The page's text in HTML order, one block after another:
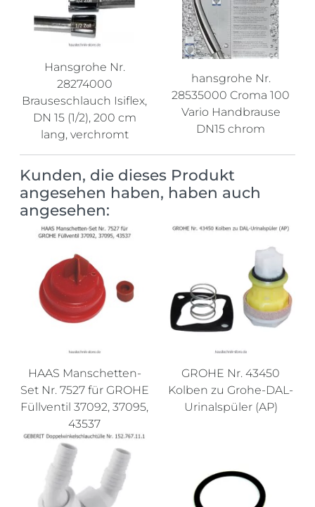
Hansgrohe Nr.
28274000
Brauseschlauch Isiflex,
DN 15 (1/2), 200 cm
lang, verchromt
hansgrohe Nr.
28535000 Croma 100
Vario Handbrause
DN15 chrom
Kunden, die dieses Produkt
angesehen haben, haben auch
angesehen:
HAAS Manschetten-
Set Nr. 7527 für GROHE
Füllventil 37092, 37095,
43537
GROHE Nr. 43450
Kolben zu Grohe-DAL-
Urinalspüler (AP)